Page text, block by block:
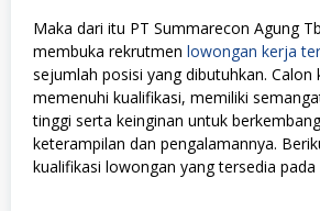
Maka dari itu PT Summarecon Agung
membuka rekrutmen lowongan kerja
sejumlah posisi yang dibutuhkan. Calon
memenuhi kualifikasi, memiliki
tinggi serta keinginan untuk
keterampilan dan pengalamannya.
kualifikasi lowongan yang tersedia pada